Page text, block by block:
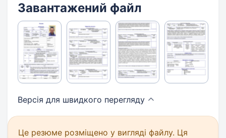
Завантажений файл
Версія для швидкого перегляду
Це резюме розміщено у вигляді файлу. Ця